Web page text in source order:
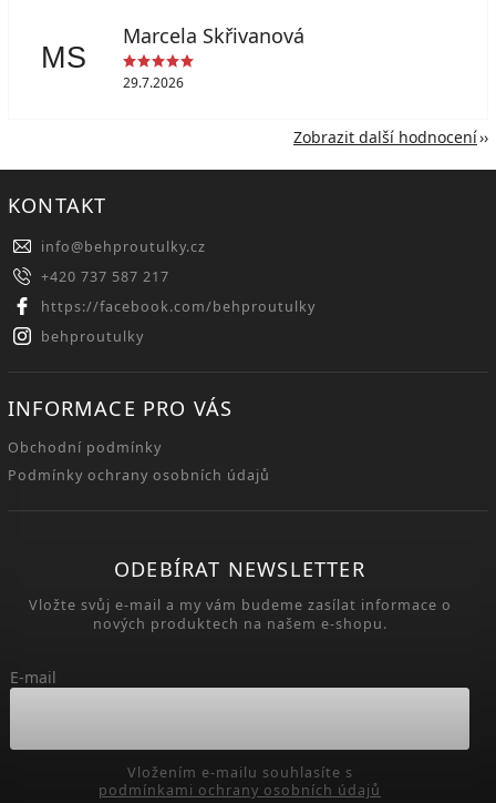
MS
Marcela Skřivanová
29.7.2026
Zobrazit další hodnocení
KONTAKT
info@behproutulky.cz
+420 737 587 217
https://facebook.com/behproutulky
behproutulky
INFORMACE PRO VÁS
Obchodní podmínky
Podmínky ochrany osobních údajů
ODEBÍRAT NEWSLETTER
Vložte svůj e-mail a my vám budeme zasílat informace o
nových produktech na našem e-shopu.
E-mail
podmínkami ochrany osobních údajů